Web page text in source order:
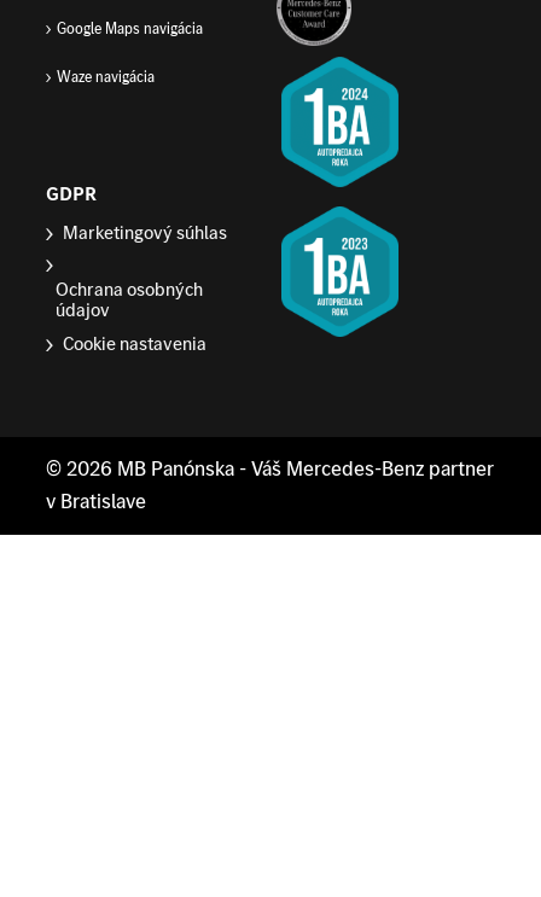
Google Maps navigácia
Waze navigácia
GDPR
Marketingový súhlas
Ochrana osobných
údajov
Cookie nastavenia
© 2026 MB Panónska- Váš Mercedes-Benz partner
v Bratislave